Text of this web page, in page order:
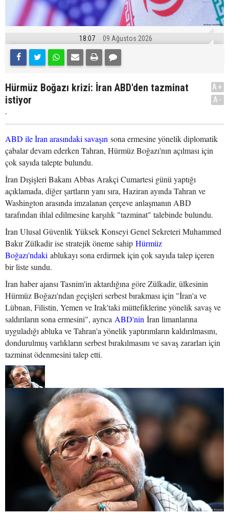
18:07 09 Ağustos 2026
Hürmüz Boğazı krizi: İran ABD'den tazminat
istiyor
.
A+
A-
ABD ile İran arasındaki savaşın sona ermesine yönelik diplomatik
çabalar devam ederken Tahran, Hürmüz Boğazı'nın açılması için
çok sayıda talepte bulundu.
İran Dışişleri Bakanı Abbas Arakçi Cumartesi günü yaptığı
açıklamada, diğer şartların yanı sıra, Haziran ayında Tahran ve
Washington arasında imzalanan çerçeve anlaşmanın ABD
tarafından ihlal edilmesine karşılık "tazminat" talebinde bulundu.
İran Ulusal Güvenlik Yüksek Konseyi Genel Sekreteri Muhammed
Bakır Zülkadir ise stratejik öneme sahip Hürmüz
Boğazı'ndaki ablukayı sona erdirmek için çok sayıda talep içeren
bir liste sundu.
İran haber ajansı Tasnim'in aktardığına göre Zülkadir, ülkesinin
Hürmüz Boğazı'ndan geçişleri serbest bırakması için "İran'a ve
Lübnan, Filistin, Yemen ve Irak'taki müttefiklerine yönelik savaş ve
saldırıların sona ermesini", ayrıca ABD'nin İran limanlarına
uyguladığı abluka ve Tahran'a yönelik yaptırımların kaldırılmasını,
dondurulmuş varlıkların serbest bırakılmasını ve savaş zararları için
tazminat ödenmesini talep etti.